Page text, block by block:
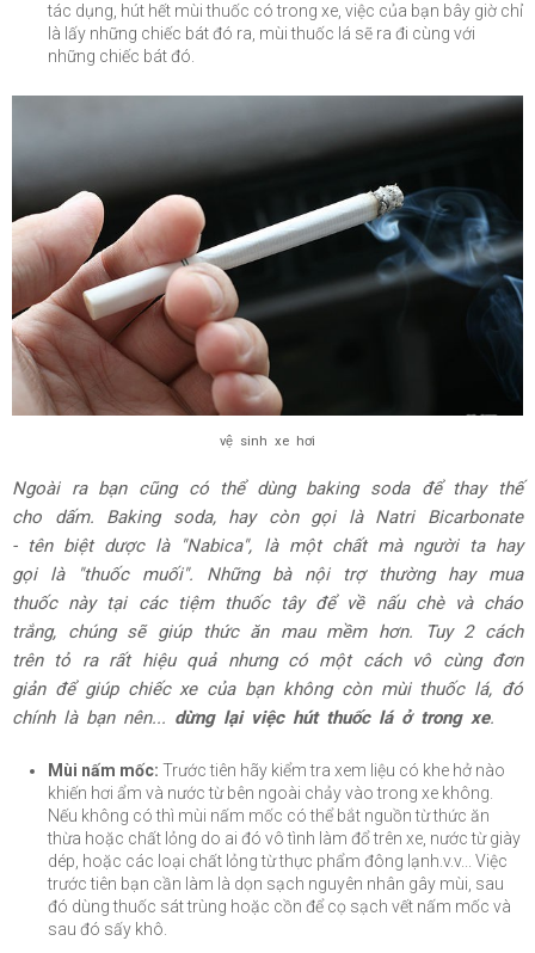
tác dụng, hút hết mùi thuốc có trong xe, việc của bạn bây giờ chỉ
là lấy những chiếc bát đó ra, mùi thuốc lá sẽ ra đi cùng với
những chiếc bát đó.
vệ sinh xe hơi
Ngoài ra bạn cũng có thể dùng baking soda để thay thế
cho dấm. Baking soda, hay còn gọi là Natri Bicarbonate
- tên biệt dược là "Nabica", là một chất mà người ta hay
gọi là "thuốc muối". Những bà nội trợ thường hay mua
thuốc này tại các tiệm thuốc tây để về nấu chè và cháo
trắng, chúng sẽ giúp thức ăn mau mềm hơn. Tuy 2 cách
trên tỏ ra rất hiệu quả nhưng có một cách vô cùng đơn
giản để giúp chiếc xe của bạn không còn mùi thuốc lá, đó
chính là bạn nên... dừng lại việc hút thuốc lá ở trong xe.
Mùi nấm mốc: Trước tiên hãy kiểm tra xem liệu có khe hở nào
khiến hơi ẩm và nước từ bên ngoài chảy vào trong xe không.
Nếu không có thì mùi nấm mốc có thể bắt nguồn từ thức ăn
thừa hoặc chất lỏng do ai đó vô tình làm đổ trên xe, nước từ giày
dép, hoặc các loại chất lỏng từ thực phẩm đông lạnh.v.v... Việc
trước tiên bạn cần làm là dọn sạch nguyên nhân gây mùi, sau
đó dùng thuốc sát trùng hoặc cồn để cọ sạch vết nấm mốc và
sau đó sấy khô.